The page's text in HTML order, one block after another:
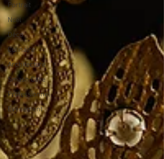
Portrait
Noël
Déco
Culinaire
Architecture
Smash Cake
Professionnel
Evénement